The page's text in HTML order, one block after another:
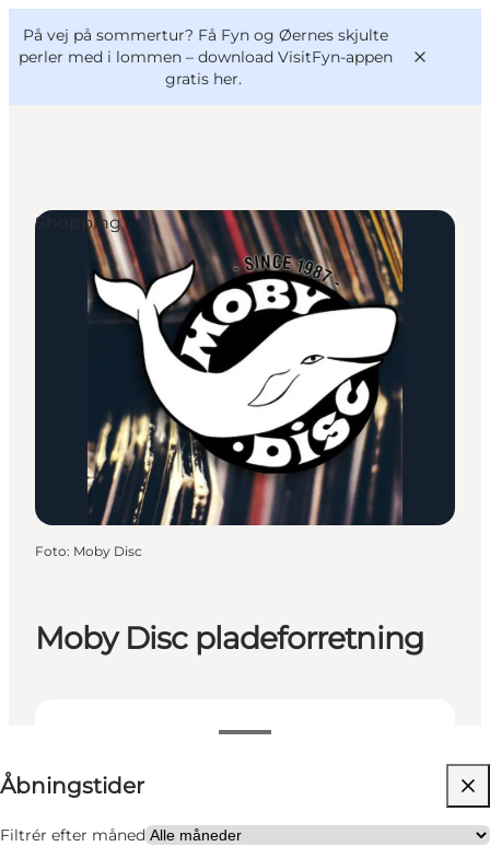
På vej på sommertur? Få Fyn og Øernes skjulte
perler med i lommen – download VisitFyn-appen
gratis her.
Oplevelser
Outdoor
Mad og drikke
Overnatning
Book lokale oplevelser
VisitFyn
Deutsch
Moby Disc pladeforretning
Åbningstider
Filtrér efter måned
Besøg hjemmeside
Shopping
Foto: Moby Disc